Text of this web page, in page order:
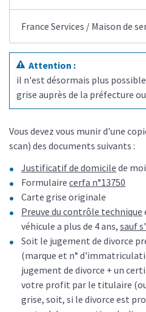
France Services / Maison de
Attention :
il n'est désormais plus
grise auprès de la préfecture
Vous devez vous munir d'une
scan) des documents suivants :
Justificatif de domicile de
Formulaire cerfa n°13750
Carte grise originale
Preuve du contrôle technique
véhicule a plus de 4 ans, sauf
Soit le jugement de divorce
(marque et n°
jugement de divorce + un
votre profit par le titulaire
grise, soit, si le divorce est